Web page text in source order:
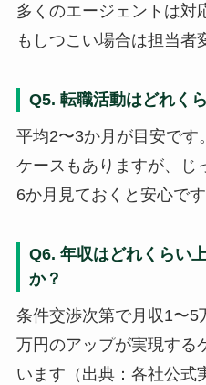
多くのエージェントは対
もしつこい場合は担当者
Q5. 転職活動はどれく
平均2〜3か月が目安です
ケースもありますが、じ
6か月見ておくと安心です
Q6. 年収はどれくらい
か？
条件交渉次第で月収1〜5
万円のアップが実現する
います（出典：各社公式